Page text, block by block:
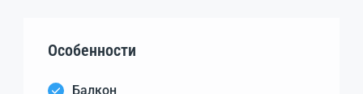
Особенности
Балкон